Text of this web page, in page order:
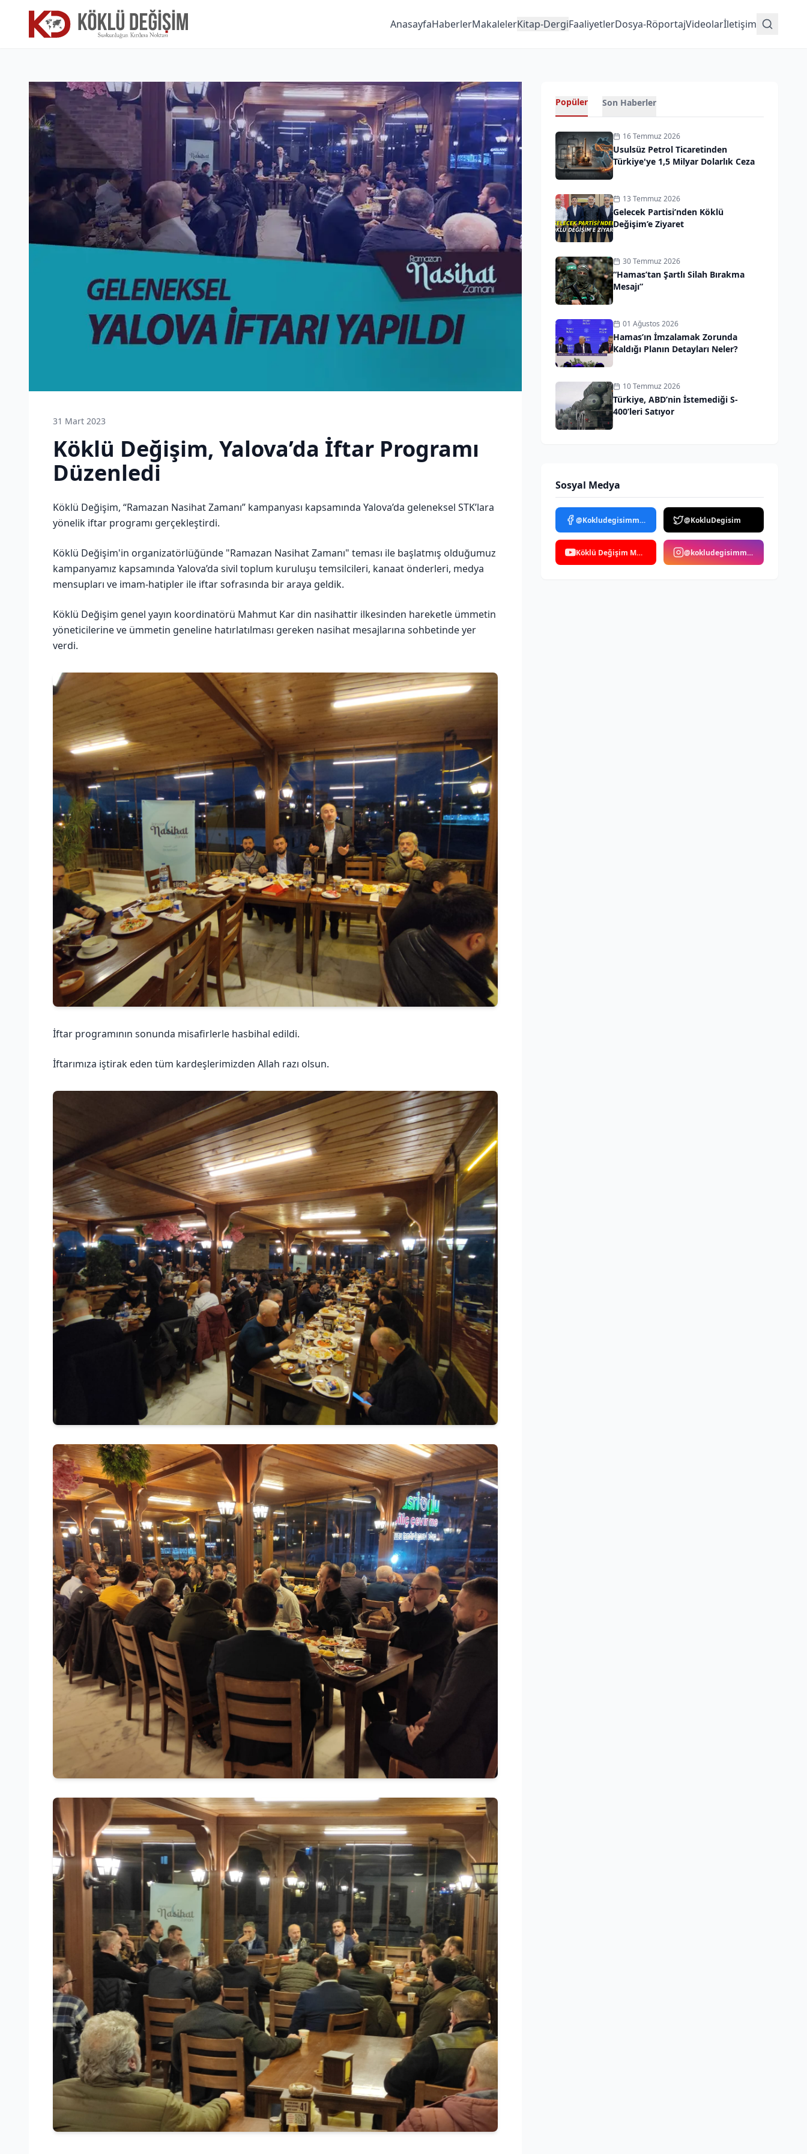
AnasayfaHaberlerMakalelerKitap-DergiFaaliyetlerDosya-RöportajVideolarİletişim
31 Mart 2023
Köklü Değişim, Yalova’da İftar Programı
Düzenledi
Köklü Değişim, “Ramazan Nasihat Zamanı” kampanyası kapsamında Yalova’da geleneksel STK’lara
yönelik iftar programı gerçekleştirdi.
Köklü Değişim'in organizatörlüğünde "Ramazan Nasihat Zamanı" teması ile başlatmış olduğumuz
kampanyamız kapsamında Yalova’da sivil toplum kuruluşu temsilcileri, kanaat önderleri, medya
mensupları ve imam-hatipler ile iftar sofrasında bir araya geldik.
Köklü Değişim genel yayın koordinatörü Mahmut Kar din nasihattir ilkesinden hareketle ümmetin
yöneticilerine ve ümmetin geneline hatırlatılması gereken nasihat mesajlarına sohbetinde yer
verdi.
İftar programının sonunda misafirlerle hasbihal edildi.
İftarımıza iştirak eden tüm kardeşlerimizden Allah razı olsun.
Popüler Son Haberler
16 Temmuz 2026
Usulsüz Petrol Ticaretinden
Türkiye'ye 1,5 Milyar Dolarlık Ceza
13 Temmuz 2026
Gelecek Partisi’nden Köklü
Değişim’e Ziyaret
30 Temmuz 2026
“Hamas’tan Şartlı Silah Bırakma
Mesajı”
01 Ağustos 2026
Hamas’ın İmzalamak Zorunda
Kaldığı Planın Detayları Neler?
10 Temmuz 2026
Türkiye, ABD’nin İstemediği S-
400’leri Satıyor
Sosyal Medya
@Kokludegisimmedya @KokluDegisim
Köklü Değişim Medya @kokludegisimmedya